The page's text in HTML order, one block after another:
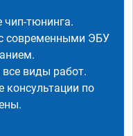
чип-тюнинга.
современными ЭБУ
виды работ.
консультации по